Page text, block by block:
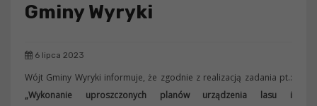
Gminy Wyryki
6 lipca 2023
Wójt Gminy Wyryki informuje, że zgodnie z realizacją zadania pt.:
„Wykonanie uproszczonych planów urządzenia lasu i